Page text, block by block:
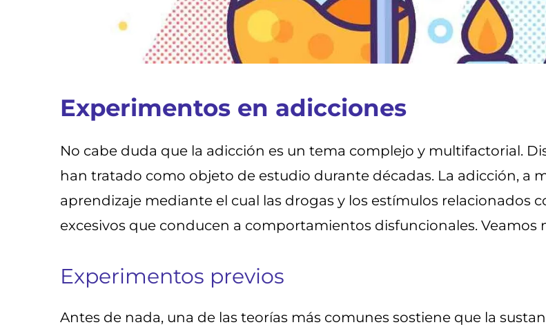
Experimentos en adicciones
No cabe duda que la adicción es un tema complejo y multifactorial.
han tratado como objeto de estudio durante décadas. La adicción, a
aprendizaje mediante el cual las drogas y los estímulos relacionados
excesivos que conducen a comportamientos disfuncionales. Veamos
Experimentos previos
Antes de nada, una de las teorías más comunes sostiene que la